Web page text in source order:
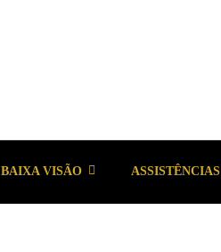
BAIXA VISÃO ASSISTÊNCIAS